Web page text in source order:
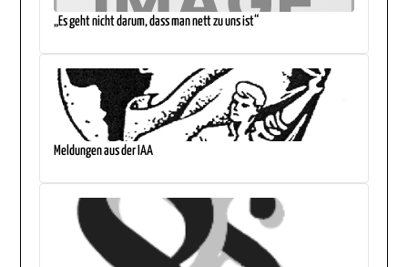
„Es geht nicht darum, dass man nett zu uns ist“
Meldungen aus der IAA